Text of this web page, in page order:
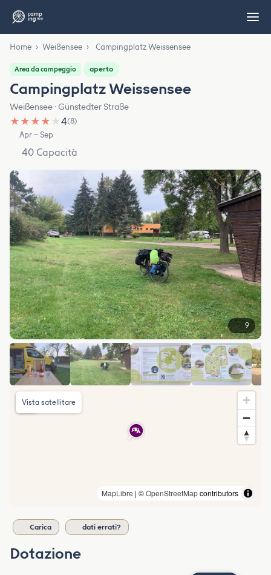
Home › Weißensee › Campingplatz Weissensee
Area da campeggio aperto
Campingplatz Weissensee
Weißensee · Günstedter Straße
★ ★ ★ ★ ★4(8)
Apr – Sep
40 Capacità
9
MapLibre | ©OpenStreetMapcontributors
Vista satellitare
Carica dati errati?
Dotazione